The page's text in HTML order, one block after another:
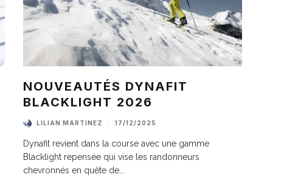
NOUVEAUTÉS DYNAFIT
BLACKLIGHT 2026
LILIAN MARTINEZ · 17/12/2025
Dynafit revient dans la course avec une gamme
Blacklight repensée qui vise les randonneurs
chevronnés en quête de